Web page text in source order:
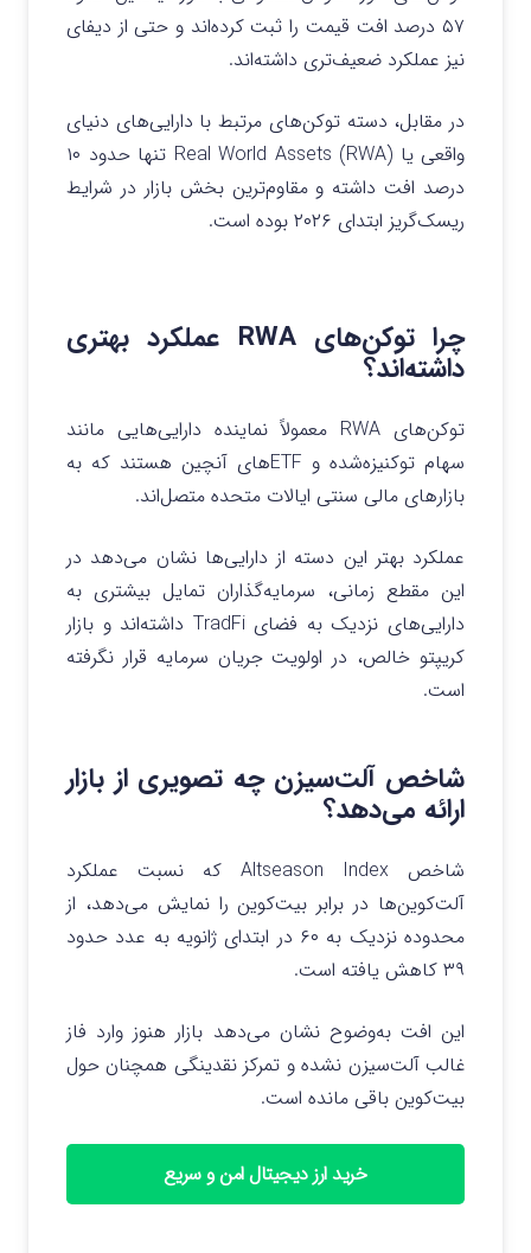
۵۷ درصد افت قیمت را ثبت کرده‌اند و حتی از دیفای
نیز عملکرد ضعیف‌تری داشته‌اند.
در مقابل، دسته توکن‌های مرتبط با دارایی‌های دنیای
واقعی یا Real World Assets (RWA) تنها حدود ۱۰
درصد افت داشته و مقاوم‌ترین بخش بازار در شرایط
ریسک‌گریز ابتدای ۲۰۲۶ بوده است.
چرا توکن‌های RWA عملکرد بهتری
داشته‌اند؟
توکن‌های RWA معمولاً نماینده دارایی‌هایی مانند
سهام توکنیزه‌شده و ETFهای آنچین هستند که به
بازارهای مالی سنتی ایالات متحده متصل‌اند.
عملکرد بهتر این دسته از دارایی‌ها نشان می‌دهد در
این مقطع زمانی، سرمایه‌گذاران تمایل بیشتری به
دارایی‌های نزدیک به فضای TradFi داشته‌اند و بازار
کریپتو خالص، در اولویت جریان سرمایه قرار نگرفته
است.
شاخص آلت‌سیزن چه تصویری از بازار
ارائه می‌دهد؟
شاخص Altseason Index که نسبت عملکرد
آلت‌کوین‌ها در برابر بیت‌کوین را نمایش می‌دهد، از
محدوده نزدیک به ۶۰ در ابتدای ژانویه به عدد حدود
۳۹ کاهش یافته است.
این افت به‌وضوح نشان می‌دهد بازار هنوز وارد فاز
غالب آلت‌سیزن نشده و تمرکز نقدینگی همچنان حول
بیت‌کوین باقی مانده است.
خرید ارز دیجیتال امن و سریع